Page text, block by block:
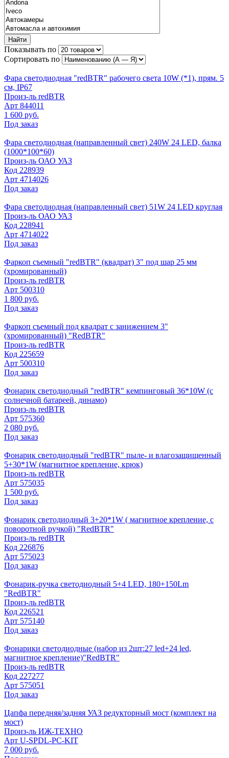
Найти
Показывать по
Сортировать по
Фара светодиодная "redBTR" рабочего света 10W (*1), прям. 5
см, IP67
Произ-ль redBTR
Арт 844011
1 600 руб.
Под заказ
Фара светодиодная (направленный свет) 240W 24 LED, балка
(1000*100*60)
Произ-ль ОАО УАЗ
Код 228939
Арт 4714026
Под заказ
Фара светодиодная (направленный свет) 51W 24 LED круглая
Произ-ль ОАО УАЗ
Код 228941
Арт 4714022
Под заказ
Фаркоп съемный "redBTR" (квадрат) 3" под шар 25 мм
(хромированный)
Произ-ль redBTR
Арт 500310
1 800 руб.
Под заказ
Фаркоп съемный под квадрат с занижением 3"
(хромированный) "RedBTR"
Произ-ль redBTR
Код 225659
Арт 500310
Под заказ
Фонарик светодиодный "redBTR" кемпинговый 36*10W (с
солнечной батареей, динамо)
Произ-ль redBTR
Арт 575360
2 080 руб.
Под заказ
Фонарик светодиодный "redBTR" пыле- и влагозащищенный
5+30*1W (магнитное крепление, крюк)
Произ-ль redBTR
Арт 575035
1 500 руб.
Под заказ
Фонарик светодиодный 3+20*1W ( магнитное крепление, с
поворотной ручкой) "RedBTR"
Произ-ль redBTR
Код 226876
Арт 575023
Под заказ
Фонарик-ручка светодиодный 5+4 LED, 180+150Lm
"RedBTR"
Произ-ль redBTR
Код 226521
Арт 575140
Под заказ
Фонарики светодиодные (набор из 2шт:27 led+24 led,
магнитное крепление)"RedBTR"
Произ-ль redBTR
Код 227277
Арт 575051
Под заказ
Цапфа передняя/задняя УАЗ редукторный мост (комплект на
мост)
Произ-ль ИЖ-ТЕХНО
Арт U-SPDL-PC-KIT
7 000 руб.